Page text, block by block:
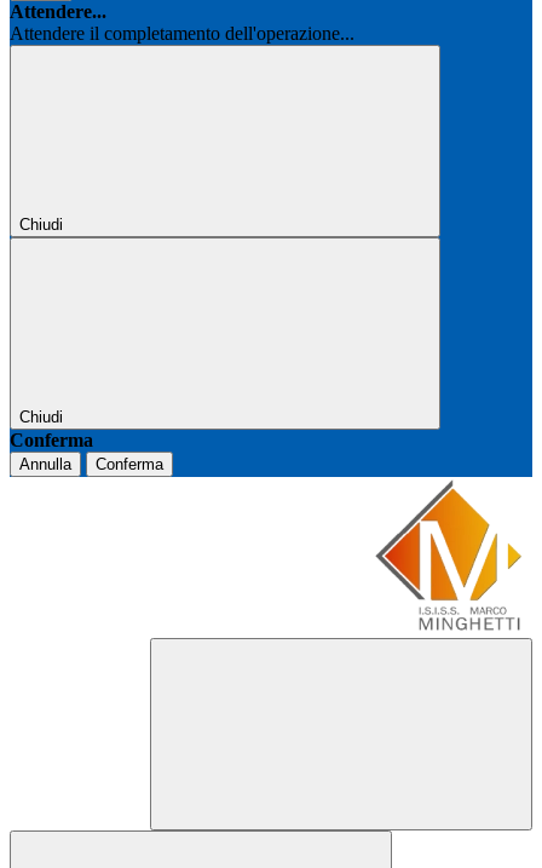
Attendere...
Attendere il completamento dell'operazione...
Chiudi
Chiudi
Conferma
Annulla Conferma